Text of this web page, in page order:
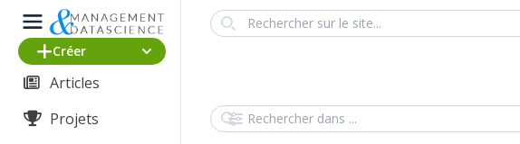
Créer
Articles
Projets
Search
Rechercher dans